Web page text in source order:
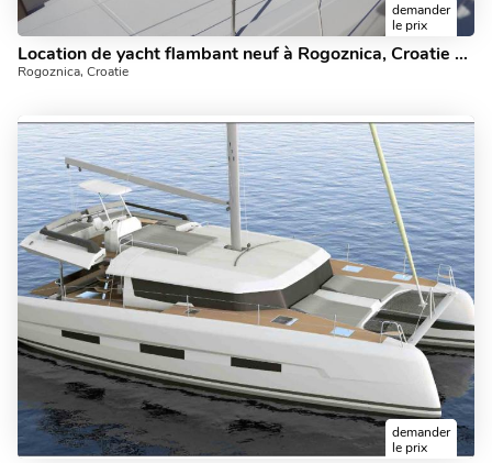
demander
le prix
Location de yacht flambant neuf à Rogoznica, Croatie - un catamaran à louer. Réservez l'incroyable bateau Carpe Ventum et découvrez la voile dans l'Adriatique.
Rogoznica, Croatie
demander
le prix